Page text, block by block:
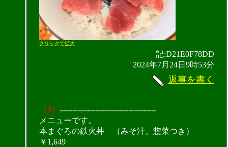
クリックで拡大
記:D21E0F78DD
2024年7月24日9時53分
返事を書く
（7） --------------------------------------
メニューです。
本まぐろの鉄火丼 （みそ汁、惣菜つき）
￥1,649